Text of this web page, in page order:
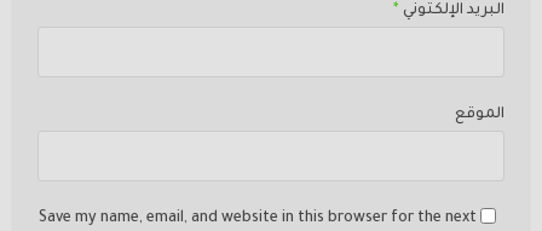
البريد الإلكتوني *
الموقع
Save my name, email, and website in this browser for the next